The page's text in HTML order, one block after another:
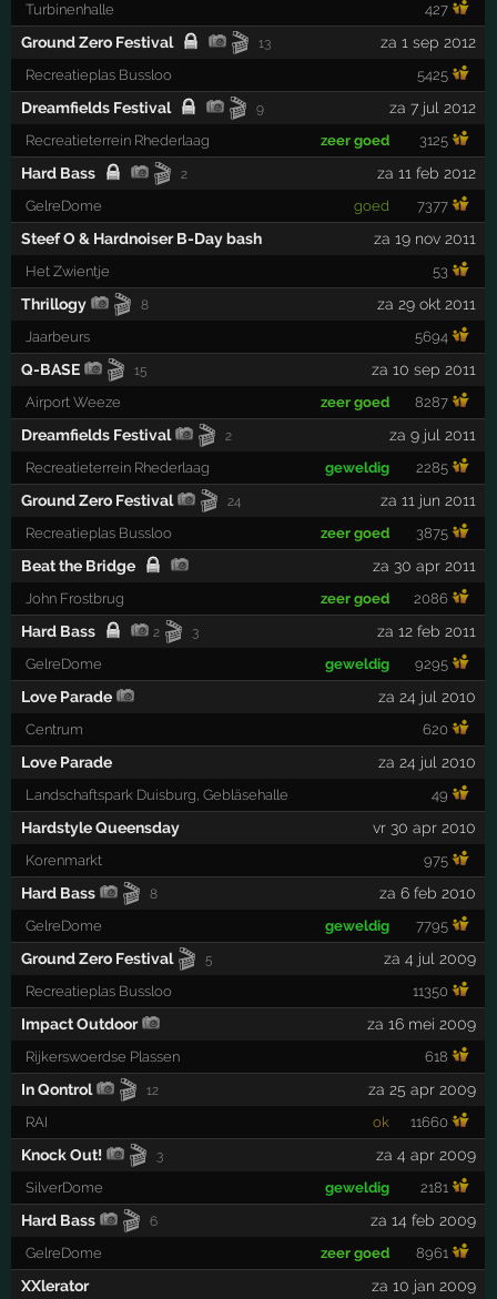
Turbinenhalle 427
Ground Zero Festival 🎬 13 za 1 sep 2012
Recreatieplas Bussloo 5425
Dreamfields Festival 🎬 9 za 7 jul 2012
Recreatieterrein Rhederlaag zeer goed 3125
Hard Bass 🎬 2 za 11 feb 2012
GelreDome goed 7377
Steef O & Hardnoiser B-Day bash za 19 nov 2011
Het Zwientje 53
Thrillogy 🎬 8 za 29 okt 2011
Jaarbeurs 5694
Q-BASE 🎬 15 za 10 sep 2011
Airport Weeze zeer goed 8287
Dreamfields Festival 🎬 2 za 9 jul 2011
Recreatieterrein Rhederlaag geweldig 2285
Ground Zero Festival 🎬 24 za 11 jun 2011
Recreatieplas Bussloo zeer goed 3875
Beat the Bridge za 30 apr 2011
John Frostbrug zeer goed 2086
Hard Bass 2 🎬 3 za 12 feb 2011
GelreDome geweldig 9295
Love Parade za 24 jul 2010
Centrum 620
Love Parade za 24 jul 2010
Landschaftspark Duisburg, Gebläsehalle 49
Hardstyle Queensday vr 30 apr 2010
Korenmarkt 975
Hard Bass 🎬 8 za 6 feb 2010
GelreDome geweldig 7795
Ground Zero Festival 🎬 5 za 4 jul 2009
Recreatieplas Bussloo 11350
Impact Outdoor za 16 mei 2009
Rijkerswoerdse Plassen 618
In Qontrol 🎬 12 za 25 apr 2009
RAI ok 11660
Knock Out! 🎬 3 za 4 apr 2009
SilverDome geweldig 2181
Hard Bass 🎬 6 za 14 feb 2009
GelreDome zeer goed 8961
XXlerator za 10 jan 2009